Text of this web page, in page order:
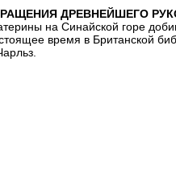
ДРЕВНЕЙШЕГО
на Синайской горе
время в Британской